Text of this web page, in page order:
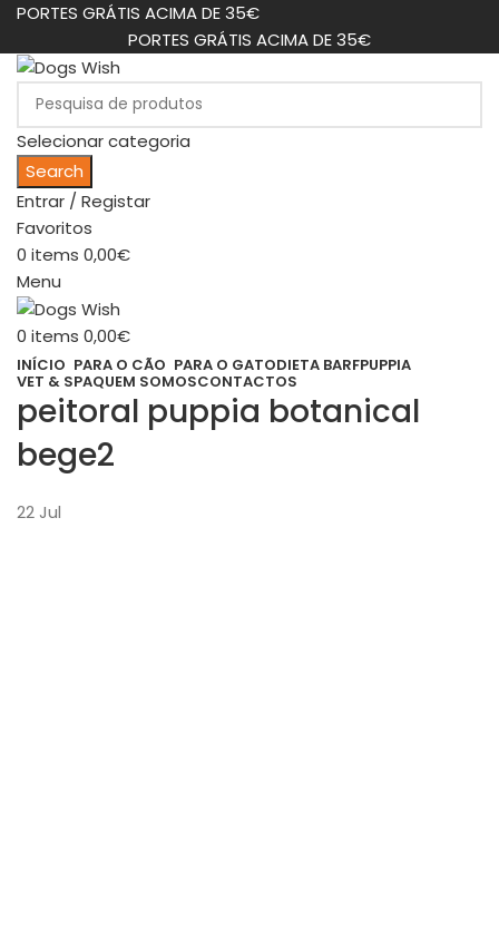
PORTES GRÁTIS ACIMA DE 35€
PORTES GRÁTIS ACIMA DE 35€
Selecionar categoria
Search
Entrar / Registar
Favoritos
0 items 0,00€
Menu
0 items 0,00€
INÍCIO PARA O CÃO PARA O GATODIETA BARFPUPPIA
VET & SPAQUEM SOMOSCONTACTOS
peitoral puppia botanical
bege2
22Jul